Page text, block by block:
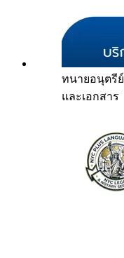
ทนายอนุตรีย์
และเอกสาร